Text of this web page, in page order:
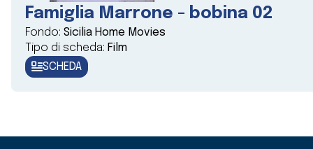
Famiglia Marrone - bobina 02
Fondo: Sicilia Home Movies
Tipo di scheda: Film
SCHEDA